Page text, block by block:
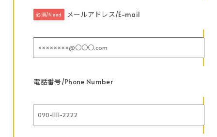
必須/Need メールアドレス/E-mail
電話番号/Phone Number